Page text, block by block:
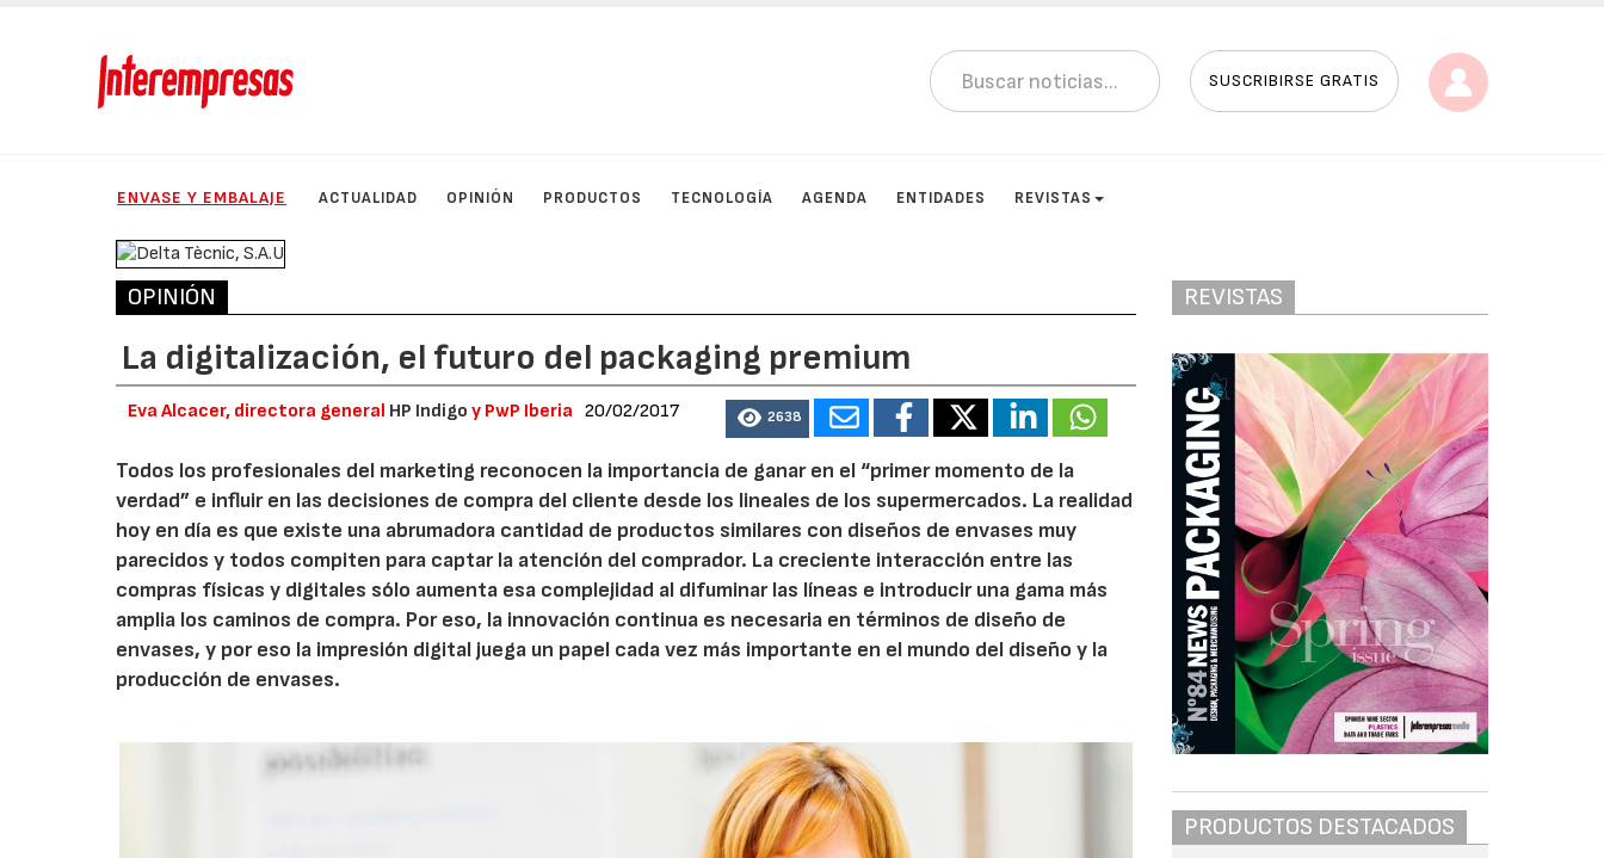
SUSCRIBIRSE GRATIS
ENVASE Y EMBALAJE ACTUALIDAD OPINIÓN PRODUCTOS TECNOLOGÍA AGENDA ENTIDADES REVISTAS
OPINIÓN
La digitalización, el futuro del packaging premium
Eva Alcacer, directora general HP Indigo y PwP Iberia 20/02/2017 2638
Todos los profesionales del marketing reconocen la importancia de ganar en el “primer momento de la
verdad” e influir en las decisiones de compra del cliente desde los lineales de los supermercados. La realidad
hoy en día es que existe una abrumadora cantidad de productos similares con diseños de envases muy
parecidos y todos compiten para captar la atención del comprador. La creciente interacción entre las
compras físicas y digitales sólo aumenta esa complejidad al difuminar las líneas e introducir una gama más
amplia los caminos de compra. Por eso, la innovación continua es necesaria en términos de diseño de
envases, y por eso la impresión digital juega un papel cada vez más importante en el mundo del diseño y la
producción de envases.
REVISTAS
PRODUCTOS DESTACADOS